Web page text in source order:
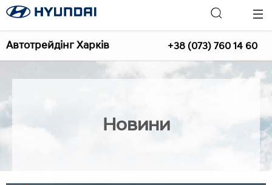
+38 (073) 760 14 60
Автотрейдінг Харків
Новини